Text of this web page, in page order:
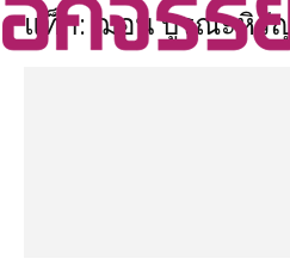
แท็ก: ฌอน บูรณะหิรัญ